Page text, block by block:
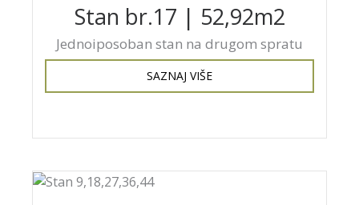
Stan br.17 | 52,92m2
Jednoiposoban stan na drugom spratu
SAZNAJ VIŠE